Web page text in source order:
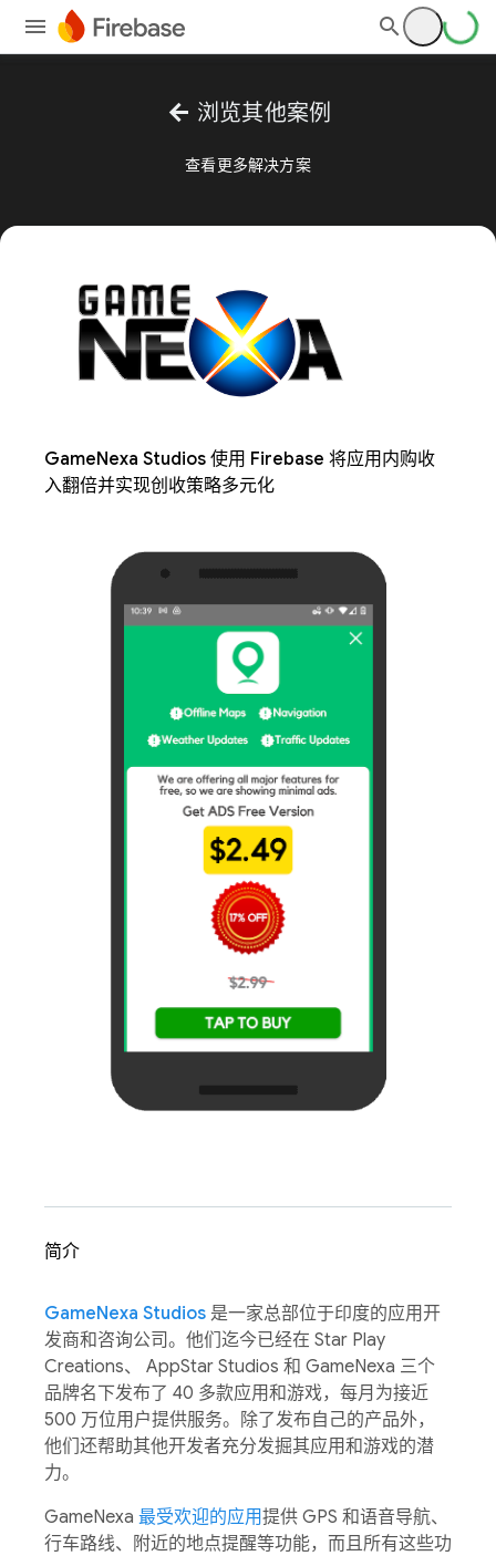
arrow_back 浏览其他案例
查看更多解决方案
GameNexa Studios 使用 Firebase 将应用内购收
入翻倍并实现创收策略多元化
简介
GameNexa Studios 是一家总部位于印度的应用开
发商和咨询公司。他们迄今已经在 Star Play
Creations、 AppStar Studios 和 GameNexa 三个
品牌名下发布了 40 多款应用和游戏，每月为接近
500 万位用户提供服务。除了发布自己的产品外，
他们还帮助其他开发者充分发掘其应用和游戏的潜
力。
GameNexa 最受欢迎的应用提供 GPS 和语音导航、
行车路线、附近的地点提醒等功能，而且所有这些功